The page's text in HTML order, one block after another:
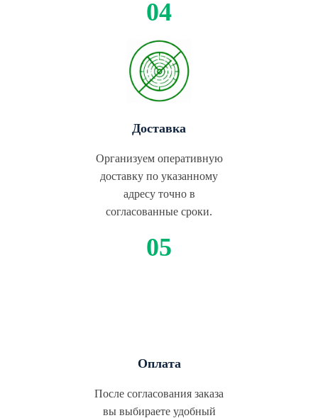
Доставка
Организуем оперативную
доставку по указанному
адресу точно в
согласованные сроки.
Оплата
После согласования заказа
вы выбираете удобный